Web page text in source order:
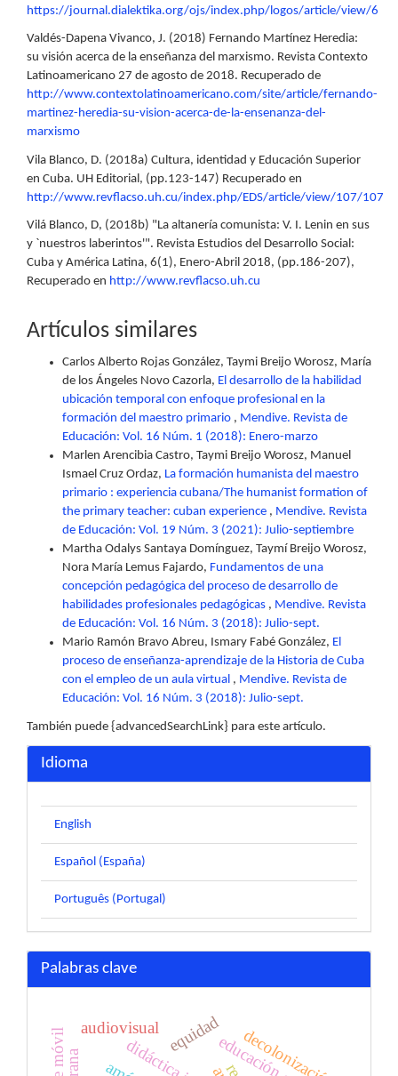
https://journal.dialektika.org/ojs/index.php/logos/article/view/6
Valdés-Dapena Vivanco, J. (2018) Fernando Martínez Heredia:
su visión acerca de la enseñanza del marxismo. Revista Contexto
Latinoamericano 27 de agosto de 2018. Recuperado de
http://www.contextolatinoamericano.com/site/article/fernando-
martinez-heredia-su-vision-acerca-de-la-ensenanza-del-
marxismo
Vila Blanco, D. (2018a) Cultura, identidad y Educación Superior
en Cuba. UH Editorial, (pp.123-147) Recuperado en
http://www.revflacso.uh.cu/index.php/EDS/article/view/107/107
Vilá Blanco, D, (2018b) "La altanería comunista: V. I. Lenin en sus
y `nuestros laberintos'". Revista Estudios del Desarrollo Social:
Cuba y América Latina, 6(1), Enero-Abril 2018, (pp.186-207),
Recuperado en http://www.revflacso.uh.cu
Artículos similares
Carlos Alberto Rojas González, Taymi Breijo Worosz, María
de los Ángeles Novo Cazorla, El desarrollo de la habilidad
ubicación temporal con enfoque profesional en la
formación del maestro primario , Mendive. Revista de
Educación: Vol. 16 Núm. 1 (2018): Enero-marzo
Marlen Arencibia Castro, Taymi Breijo Worosz, Manuel
Ismael Cruz Ordaz, La formación humanista del maestro
primario : experiencia cubana/The humanist formation of
the primary teacher: cuban experience , Mendive. Revista
de Educación: Vol. 19 Núm. 3 (2021): Julio-septiembre
Martha Odalys Santaya Domínguez, Taymí Breijo Worosz,
Nora María Lemus Fajardo, Fundamentos de una
concepción pedagógica del proceso de desarrollo de
habilidades profesionales pedagógicas , Mendive. Revista
de Educación: Vol. 16 Núm. 3 (2018): Julio-sept.
Mario Ramón Bravo Abreu, Ismary Fabé González, El
proceso de enseñanza-aprendizaje de la Historia de Cuba
con el empleo de un aula virtual , Mendive. Revista de
Educación: Vol. 16 Núm. 3 (2018): Julio-sept.
También puede {advancedSearchLink} para este artículo.
Idioma
English
Español (España)
Português (Portugal)
Palabras clave
equidad decolonización
audiovisual